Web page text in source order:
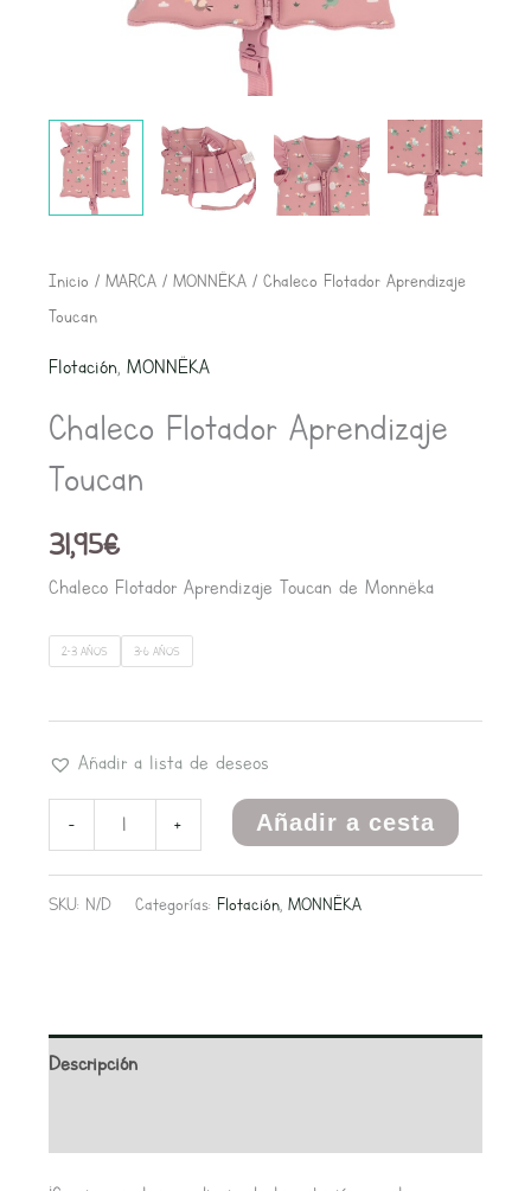
Inicio / MARCA/ MONNËKA/ Chaleco Flotador Aprendizaje
Toucan
Flotación, MONNËKA
Chaleco Flotador Aprendizaje
Toucan
31,95€
Chaleco Flotador Aprendizaje Toucan de Monnëka
2-3 AÑOS 3-6 AÑOS
Añadir a lista de deseos
-
Chaleco
Flotador
cantidad
+ Añadir a cesta
SKU: N/D Categorías: Flotación, MONNËKA
Descripción